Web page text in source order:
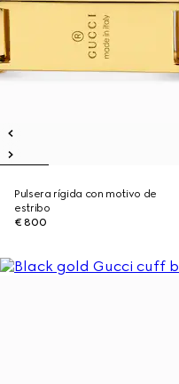
Pulsera rígida con motivo de
estribo
€ 800